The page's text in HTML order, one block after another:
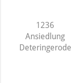
1236
Ansiedlung
Deteringerode